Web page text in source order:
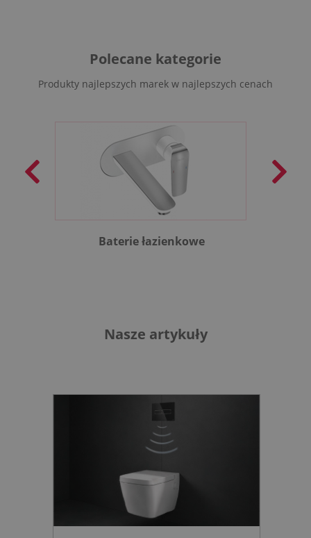
Polecane kategorie
Produkty najlepszych marek w najlepszych cenach
Baterie łazienkowe
Nasze artykuły